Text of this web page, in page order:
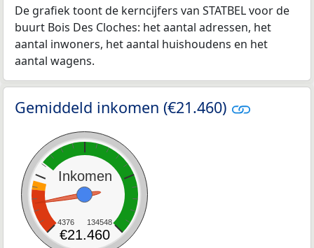
De grafiek toont de kerncijfers van STATBEL voor de
buurt Bois Des Cloches: het aantal adressen, het
aantal inwoners, het aantal huishoudens en het
aantal wagens.
Gemiddeld inkomen (€21.460)
Inkomen
4376 134548
€21.460